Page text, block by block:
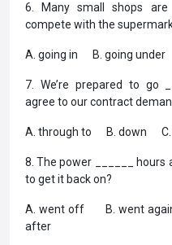
6. Many small shops
compete with the
A. going in B. going
7. We’re prepared to go
agree to our contract
A. through to B. down
8. The power ______ hours
to get it back on?
A. went off B. went
after